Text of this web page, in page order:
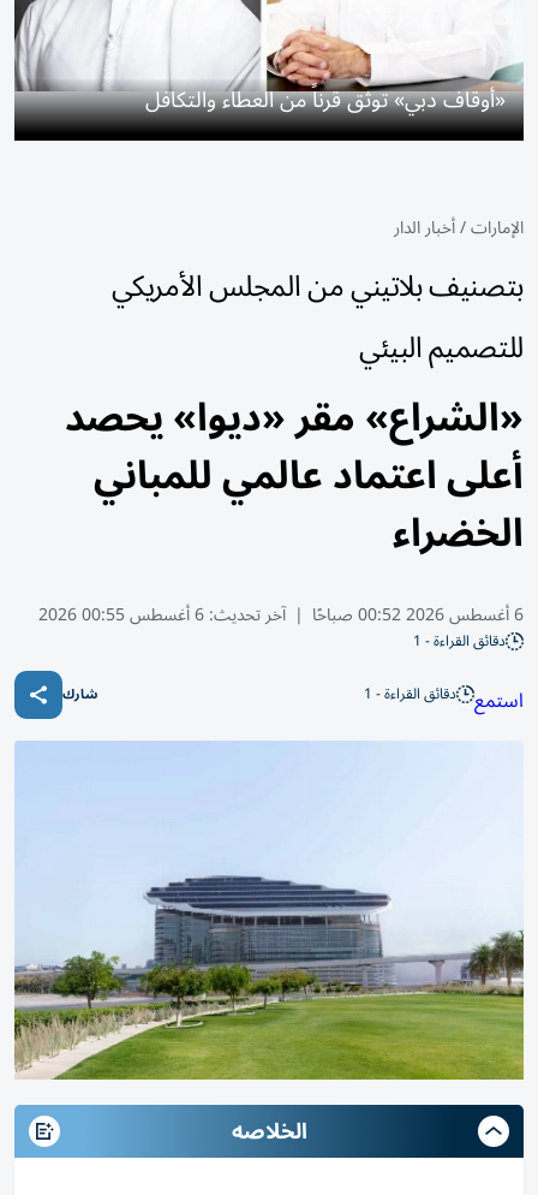
«أوقاف دبي» توثق قرناً من العطاء والتكافل
الإمارات/أخبار الدار
بتصنيف بلاتيني من المجلس الأمريكي
للتصميم البيئي
«الشراع» مقر «ديوا» يحصد
أعلى اعتماد عالمي للمباني
الخضراء
6 أغسطس 2026 00:52 صباحًا | آخر تحديث:6 أغسطس 00:55 2026
دقائق القراءة - 1
استمع دقائق القراءة - 1 شارك
الخلاصه